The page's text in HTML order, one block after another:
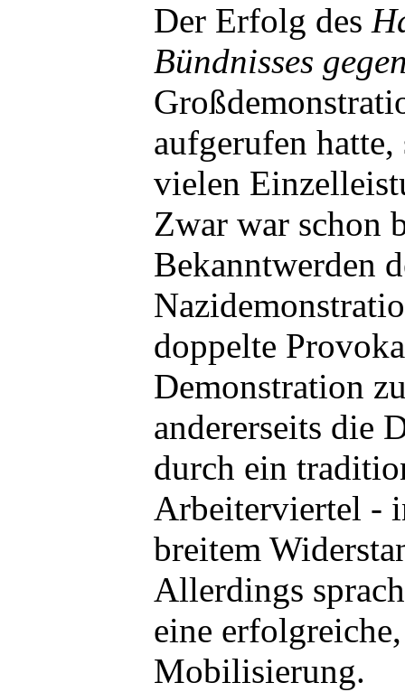
Der Erfolg des
Bündnisses
aufgerufen hatte,
vielen
Zwar war schon
Bekanntwerden
doppelte
Demonstration
andererseits die
durch ein
Arbeiterviertel -
breitem
Allerdings
eine
Mobilisierung.